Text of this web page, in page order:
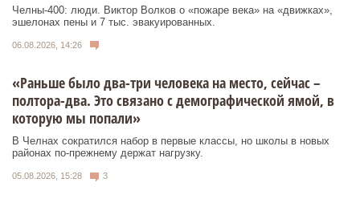
Челны-400: люди. Виктор Волков о «пожаре века» на «движках»,
эшелонах пены и 7 тыс. эвакуированных.
06.08.2026, 14:26
«Раньше было два-три человека на место, сейчас –
полтора-два. Это связано с демографической ямой, в
которую мы попали»
В Челнах сократился набор в первые классы, но школы в новых
районах по-прежнему держат нагрузку.
05.08.2026, 15:28 3